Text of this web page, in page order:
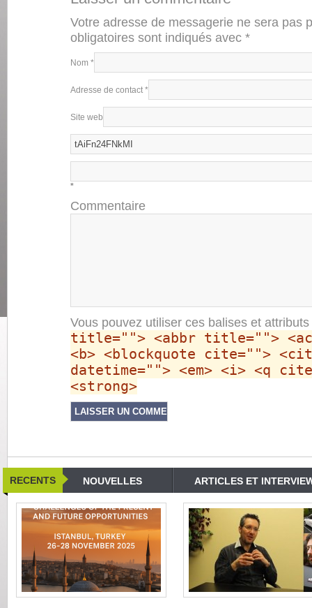
Votre adresse de messagerie ne sera pas
obligatoires sont indiqués avec *
Nom *
Adresse de contact *
Site web
*
Commentaire
Vous pouvez utiliser ces balises et attributs
title=""> <abbr title="">
<b> <blockquote cite="">
datetime=""> <em> <i> <q
<strong>
RECENTS NOUVELLES ARTICLES ET